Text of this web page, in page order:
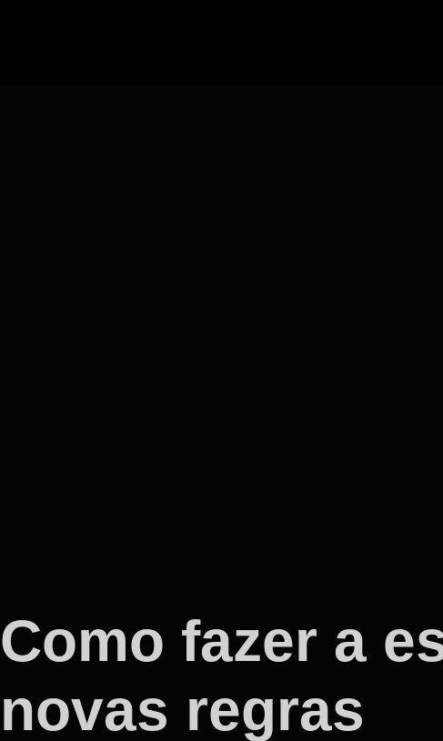
Como fazer a
novas regras